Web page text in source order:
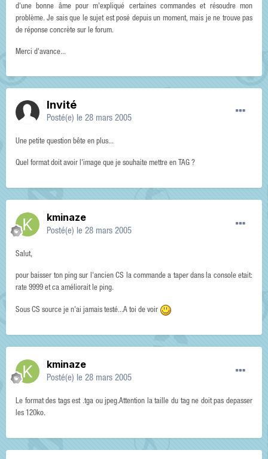
d'une bonne âme pour m'expliqué certaines commandes et résoudre mon
problème. Je sais que le sujet est posé depuis un moment, mais je ne trouve pas
de réponse concrète sur le forum.
Merci d'avance...
Invité
Posté(e) le 28 mars 2005
Une petite question bête en plus...
Quel format doit avoir l'image que je souhaite mettre en TAG ?
kminaze
Posté(e) le 28 mars 2005
Salut,
pour baisser ton ping sur l'ancien CS la commande a taper dans la console etait:
rate 9999 et ca améliorait le ping.
Sous CS source je n'ai jamais testé...A toi de voir
kminaze
Posté(e) le 28 mars 2005
Le format des tags est .tga ou jpeg.Attention la taille du tag ne doit pas depasser
les 120ko.